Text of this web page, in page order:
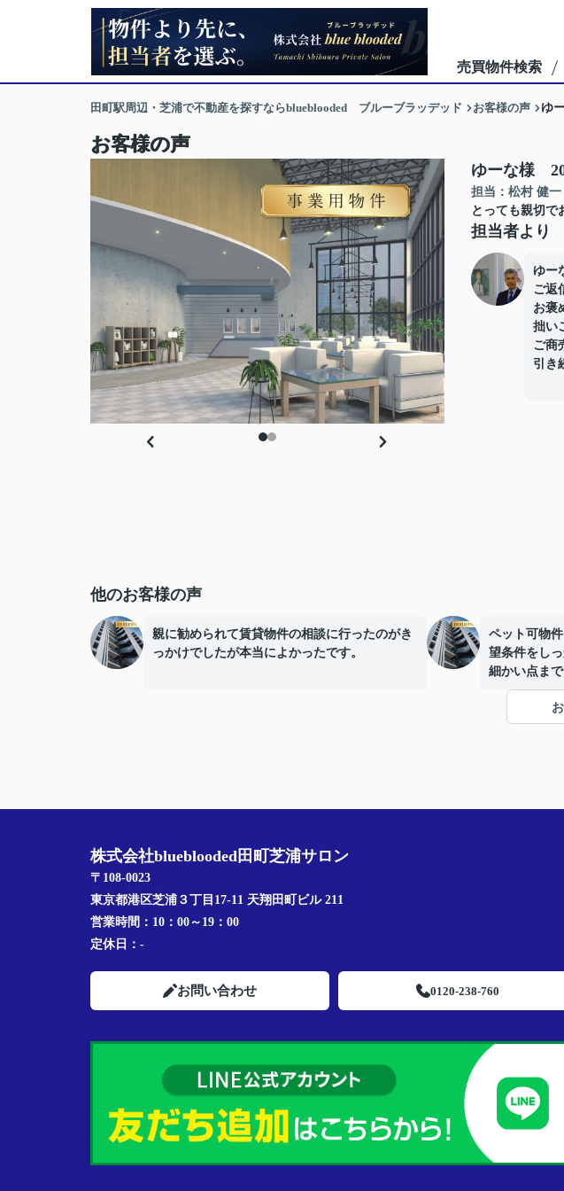
売買物件検索
田町駅周辺・芝浦で不動産を探すならblueblooded ブルーブラッデッド お客様の声 ゆ
お客様の声
ゆーな様
担当：松村 健一
とっても親切で
担当者より
ゆー
ご返
お褒
拙い
ご商
引き
他のお客様の声
親に勧められて賃貸物件の相談に行ったのがき
っかけでしたが本当によかったです。
ったです。
あったんですが、こういう場所があるんだと知
ペット可物
望条件をし
細かい点ま
した。女性
心強かった
株式会社blueblooded田町芝浦サロン
〒108-0023
東京都港区芝浦３丁目17-11 天翔田町ビル 211
営業時間： 10：00～19：00
定休日： -
お問い合わせ 0120-238-760